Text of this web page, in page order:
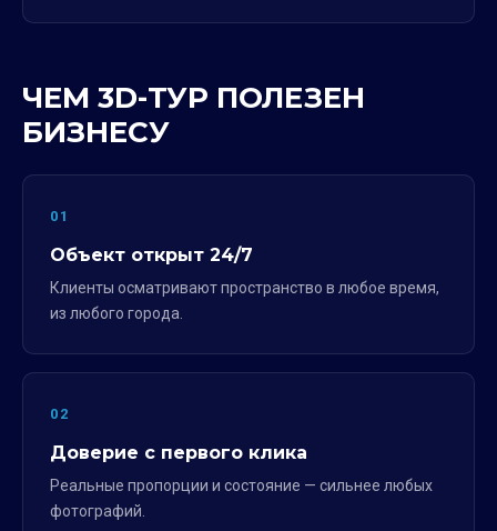
ЧЕМ 3D-ТУР ПОЛЕЗЕН
БИЗНЕСУ
01
Объект открыт 24/7
Клиенты осматривают пространство в любое время,
из любого города.
02
Доверие с первого клика
Реальные пропорции и состояние — сильнее любых
фотографий.